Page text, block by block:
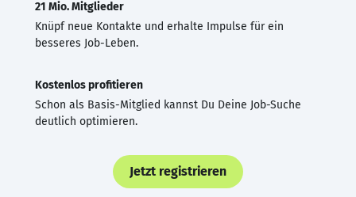
21 Mio. Mitglieder
Knüpf neue Kontakte und erhalte Impulse für ein
besseres Job-Leben.
Kostenlos profitieren
Schon als Basis-Mitglied kannst Du Deine Job-Suche
deutlich optimieren.
Jetzt registrieren